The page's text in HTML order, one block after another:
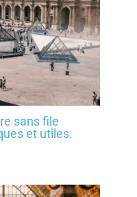
sans file
et utiles.